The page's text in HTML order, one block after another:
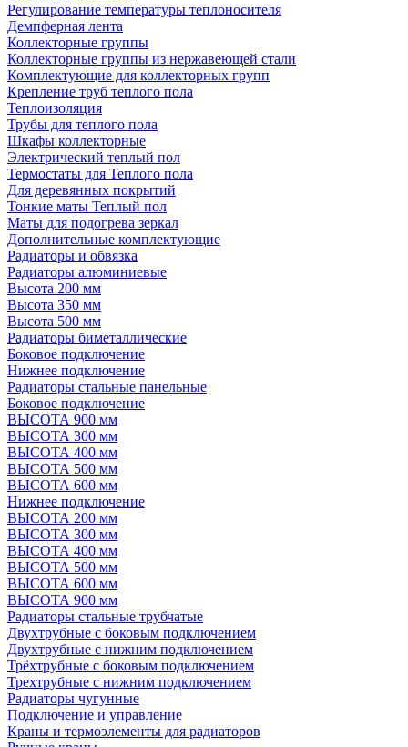
Регулирование температуры теплоносителя
Демпферная лента
Коллекторные группы
Коллекторные группы из нержавеющей стали
Комплектующие для коллекторных групп
Крепление труб теплого пола
Теплоизоляция
Трубы для теплого пола
Шкафы коллекторные
Электрический теплый пол
Термостаты для Теплого пола
Для деревянных покрытий
Тонкие маты Теплый пол
Маты для подогрева зеркал
Дополнительные комплектующие
Радиаторы и обвязка
Радиаторы алюминиевые
Высота 200 мм
Высота 350 мм
Высота 500 мм
Радиаторы биметаллические
Боковое подключение
Нижнее подключение
Радиаторы стальные панельные
Боковое подключение
ВЫСОТА 900 мм
ВЫСОТА 300 мм
ВЫСОТА 400 мм
ВЫСОТА 500 мм
ВЫСОТА 600 мм
Нижнее подключение
ВЫСОТА 200 мм
ВЫСОТА 300 мм
ВЫСОТА 400 мм
ВЫСОТА 500 мм
ВЫСОТА 600 мм
ВЫСОТА 900 мм
Радиаторы стальные трубчатые
Двухтрубные с боковым подключением
Двухтрубные с нижним подключением
Трёхтрубные с боковым подключением
Трехтрубные с нижним подключением
Радиаторы чугунные
Подключение и управление
Краны и термоэлементы для радиаторов